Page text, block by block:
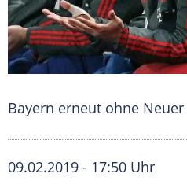
Bayern erneut ohne
09.02.2019 - 17:50 Uhr